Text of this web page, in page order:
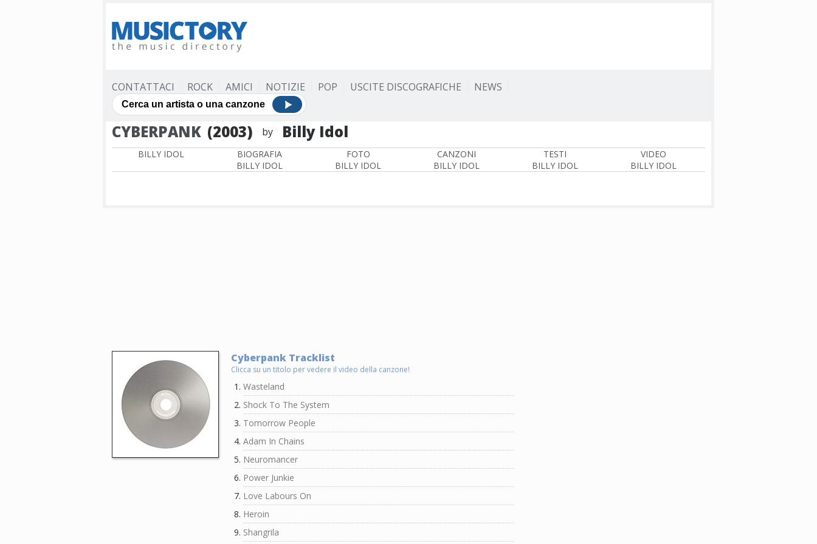
CONTATTACI ROCK AMICI NOTIZIE POP USCITE DISCOGRAFICHE NEWS
CYBERPANK (2003) by Billy Idol
BILLY IDOL
BIOGRAFIA
BILLY IDOL
FOTO
BILLY IDOL
CANZONI
BILLY IDOL
TESTI
BILLY IDOL
VIDEO
BILLY IDOL
Cyberpank Tracklist
Clicca su un titolo per vedere il video della canzone!
Wasteland
Shock To The System
Tomorrow People
Adam In Chains
Neuromancer
Power Junkie
Love Labours On
Heroin
Shangrila